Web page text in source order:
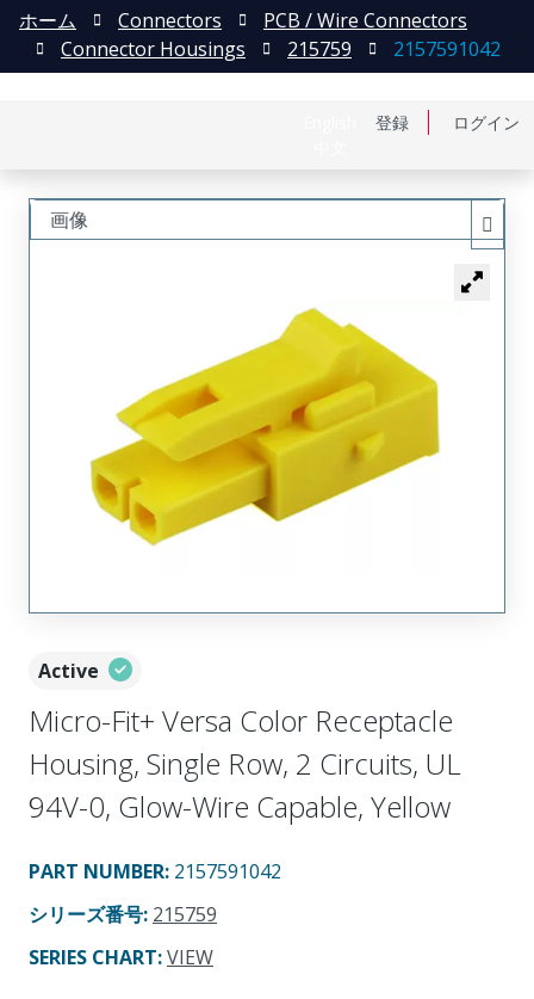
登録 ログイン
ホーム Connectors
PCB / Wire Connectors
Connector Housings
215759 2157591042
Active
Micro-Fit+ Versa Color Receptacle
Housing, Single Row, 2 Circuits, UL
94V-0, Glow-Wire Capable, Yellow
PART NUMBER: 2157591042
シリーズ番号: 215759
SERIES CHART:VIEW
画像